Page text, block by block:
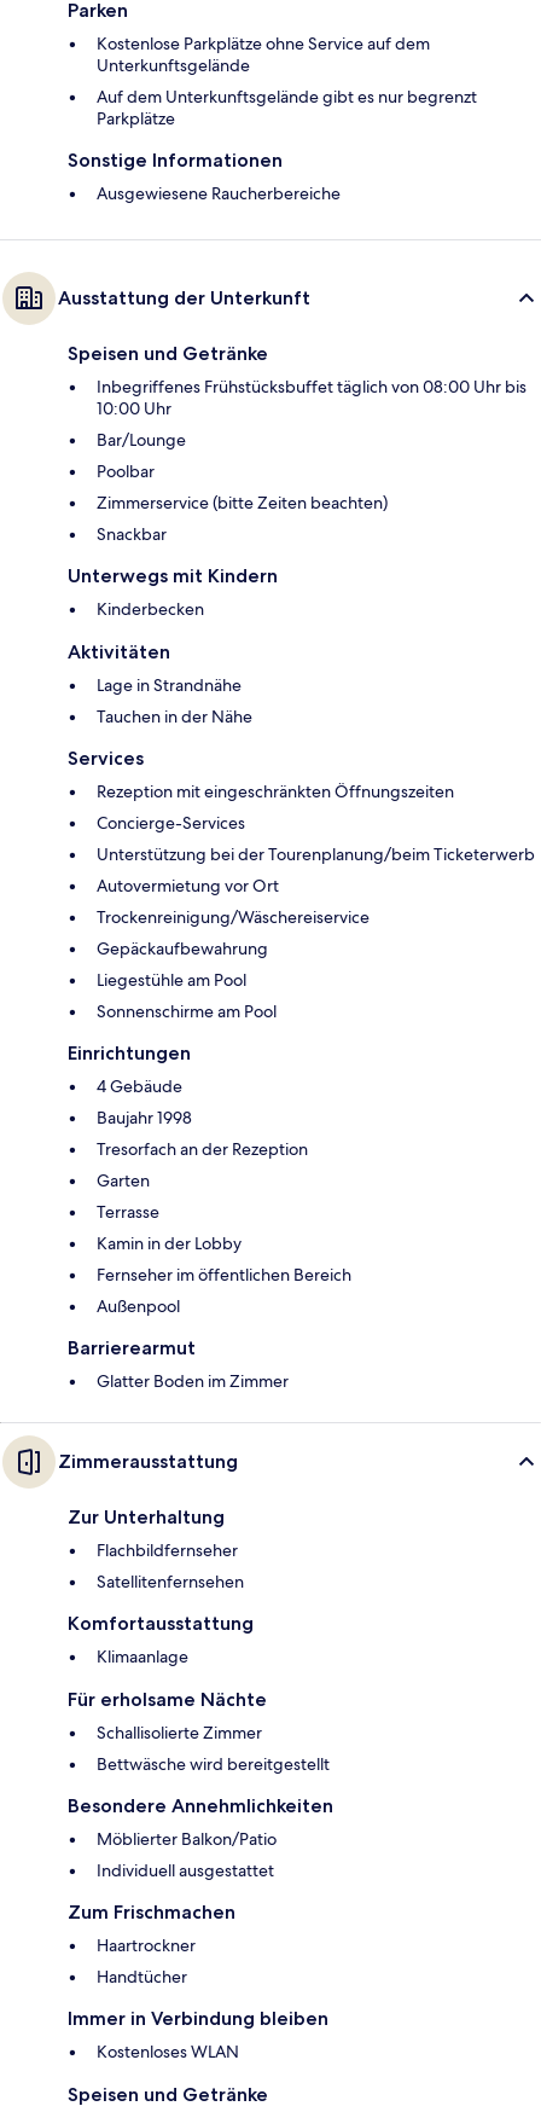
Parken
Kostenlose Parkplätze ohne Service auf dem
Unterkunftsgelände
Auf dem Unterkunftsgelände gibt es nur begrenzt
Parkplätze
Sonstige Informationen
Ausgewiesene Raucherbereiche
Ausstattung der Unterkunft
Speisen und Getränke
Inbegriffenes Frühstücksbuffet täglich von 08:00 Uhr bis
10:00 Uhr
Bar/Lounge
Poolbar
Zimmerservice (bitte Zeiten beachten)
Snackbar
Unterwegs mit Kindern
Kinderbecken
Aktivitäten
Lage in Strandnähe
Tauchen in der Nähe
Services
Rezeption mit eingeschränkten Öffnungszeiten
Concierge-Services
Unterstützung bei der Tourenplanung/beim Ticketerwerb
Autovermietung vor Ort
Trockenreinigung/Wäschereiservice
Gepäckaufbewahrung
Liegestühle am Pool
Sonnenschirme am Pool
Einrichtungen
4 Gebäude
Baujahr 1998
Tresorfach an der Rezeption
Garten
Terrasse
Kamin in der Lobby
Fernseher im öffentlichen Bereich
Außenpool
Barrierearmut
Glatter Boden im Zimmer
Zimmerausstattung
Zur Unterhaltung
Flachbildfernseher
Satellitenfernsehen
Komfortausstattung
Klimaanlage
Für erholsame Nächte
Schallisolierte Zimmer
Bettwäsche wird bereitgestellt
Besondere Annehmlichkeiten
Möblierter Balkon/Patio
Individuell ausgestattet
Zum Frischmachen
Haartrockner
Handtücher
Immer in Verbindung bleiben
Kostenloses WLAN
Speisen und Getränke